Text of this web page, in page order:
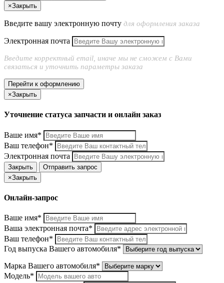
×Закрыть
Введите вашу электронную почту для оформления заказа
Электронная почта
Введите корректный email, иначе мы не сможем с Вами
связаться и уточнить параметры заказа
Перейти к оформлению
×Закрыть
Уточнение статуса запчасти и онлайн заказ
Ваше имя*
Ваш телефон*
Электронная почта
Закрыть
Отправить запрос
×Закрыть
Онлайн-запрос
Ваше имя*
Ваша электронная почта*
Ваш телефон*
Год выпуска Вашего автомобиля*
Марка Вашего автомобиля*
Модель*